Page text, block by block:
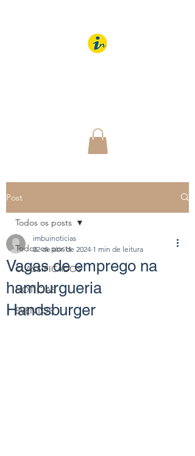
Post
Todos os posts
CLASSIFICADOS
NOTÍCIAS
EVENTOS
Todos os posts
Vagas de emprego na
hamburgueria
Handsburger
imbuinoticias
22 de abr. de 2024 1 min de leitura